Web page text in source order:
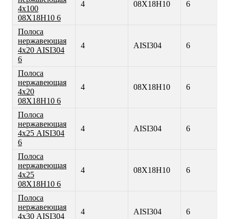
4х100
08Х18Н10 6
4 08Х18Н10 6
Полоса
нержавеющая
4х20 AISI304
6
4 AISI304 6
Полоса
нержавеющая
4х20
08Х18Н10 6
4 08Х18Н10 6
Полоса
нержавеющая
4х25 AISI304
6
4 AISI304 6
Полоса
нержавеющая
4х25
08Х18Н10 6
4 08Х18Н10 6
Полоса
нержавеющая
4х30 AISI304
4 AISI304 6